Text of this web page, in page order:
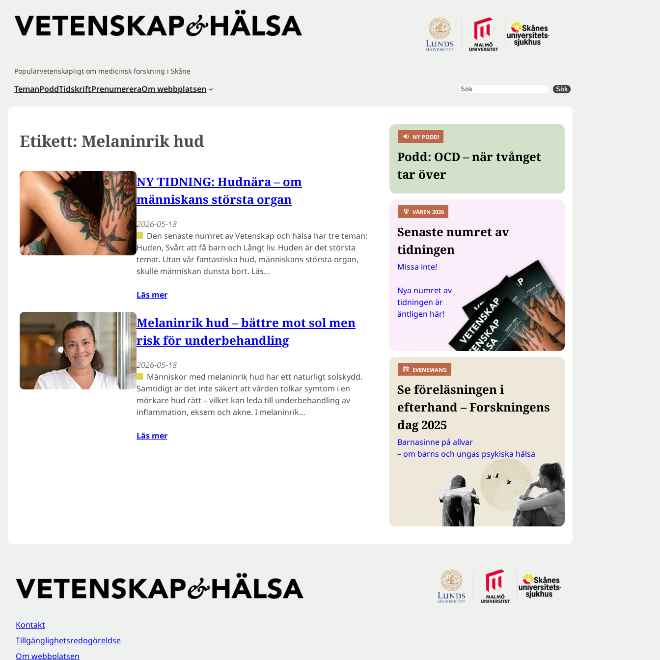
innehåll
Populärvetenskapligt om medicinsk forskning i Skåne
TemanPoddTidskriftPrenumereraOm webbplatsen Sök Sök
Etikett: Melaninrik hud
NY TIDNING: Hudnära – om
människans största organ
2026-05-18
Den senaste numret av Vetenskap och hälsa har tre teman:
Huden, Svårt att få barn och Långt liv. Huden är det största
temat. Utan vår fantastiska hud, människans största organ,
skulle människan dunsta bort. Läs…
Läs mer
Melaninrik hud – bättre mot sol men
risk för underbehandling
2026-05-18
Människor med melaninrik hud har ett naturligt solskydd.
Samtidigt är det inte säkert att vården tolkar symtom i en
mörkare hud rätt – vilket kan leda till underbehandling av
inflammation, eksem och akne. I melaninrik…
Läs mer
NY PODD!
Podd: OCD – när tvånget
tar över
VÅREN 2026
Senaste numret av
tidningen
Missa inte!
Nya numret av
tidningen är
äntligen här!
EVENEMANG
Se föreläsningen i
efterhand – Forskningens
dag 2025
Barnasinne på allvar
– om barns och ungas psykiska hälsa
Kontakt
Tillgänglighetsredogöreldse
Om webbplatsen